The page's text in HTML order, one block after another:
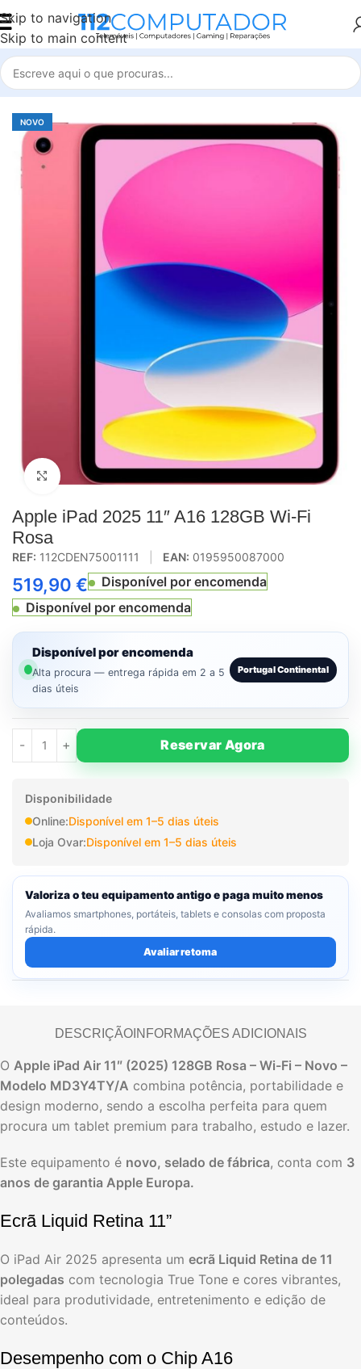
Skip to navigation
Skip to main content
Início Tablet iPad iPad A16 2025
NOVO
Click to enlarge
Apple iPad 2025 11″ A16 128GB Wi-Fi
Rosa
REF: 112CDEN75001111 EAN: 0195950087000
519,90 €
Disponível por encomenda
Disponível por encomenda
Disponível por encomenda
Alta procura — entrega rápida em 2 a 5
dias úteis
Portugal Continental
Reservar Agora
Disponibilidade
Online:Disponível em 1–5 dias úteis
Loja Ovar:Disponível em 1–5 dias úteis
Valoriza o teu equipamento antigo e paga muito menos
Avaliamos smartphones, portáteis, tablets e consolas com proposta
rápida.
Avaliar retoma
DESCRIÇÃOINFORMAÇÕES ADICIONAIS
O Apple iPad Air 11″ (2025) 128GB Rosa – Wi-Fi – Novo –
Modelo MD3Y4TY/A combina potência, portabilidade e
design moderno, sendo a escolha perfeita para quem
procura um tablet premium para trabalho, estudo e lazer.
Este equipamento é novo, selado de fábrica, conta com 3
anos de garantia Apple Europa.
Ecrã Liquid Retina 11”
O iPad Air 2025 apresenta um ecrã Liquid Retina de 11
polegadas com tecnologia True Tone e cores vibrantes,
ideal para produtividade, entretenimento e edição de
conteúdos.
Desempenho com o Chip A16